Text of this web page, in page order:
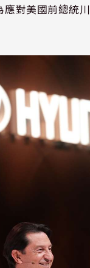
對美國前總統